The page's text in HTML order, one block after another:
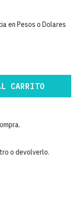
en Pesos o Dolares
o devolverlo.